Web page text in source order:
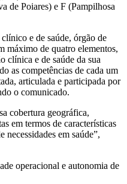
de Poiares) e F (Pampilhosa
e de saúde, órgão de
máximo de quatro elementos,
clínica e de saúde da sua
as competências de cada um
articulada e participada por
o comunicado.
cobertura geográfica,
em termos de características
necessidades em saúde”,
operacional e autonomia de